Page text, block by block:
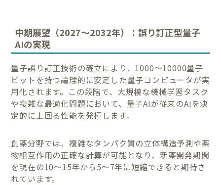
中期展望（2027〜2032年）：誤り訂正型量子
AIの実現
量子誤り訂正技術の確立により、1000〜10000量子
ビットを持つ論理的に安定した量子コンピュータが実
用化されます。この段階で、大規模な機械学習タスク
や複雑な最適化問題において、量子AIが従来のAIを決
定的に上回る性能を発揮します。
創薬分野では、複雑なタンパク質の立体構造予測や薬
物相互作用の正確な計算が可能となり、新薬開発期間
を現在の10〜15年から5〜7年に短縮できると期待さ
れています。